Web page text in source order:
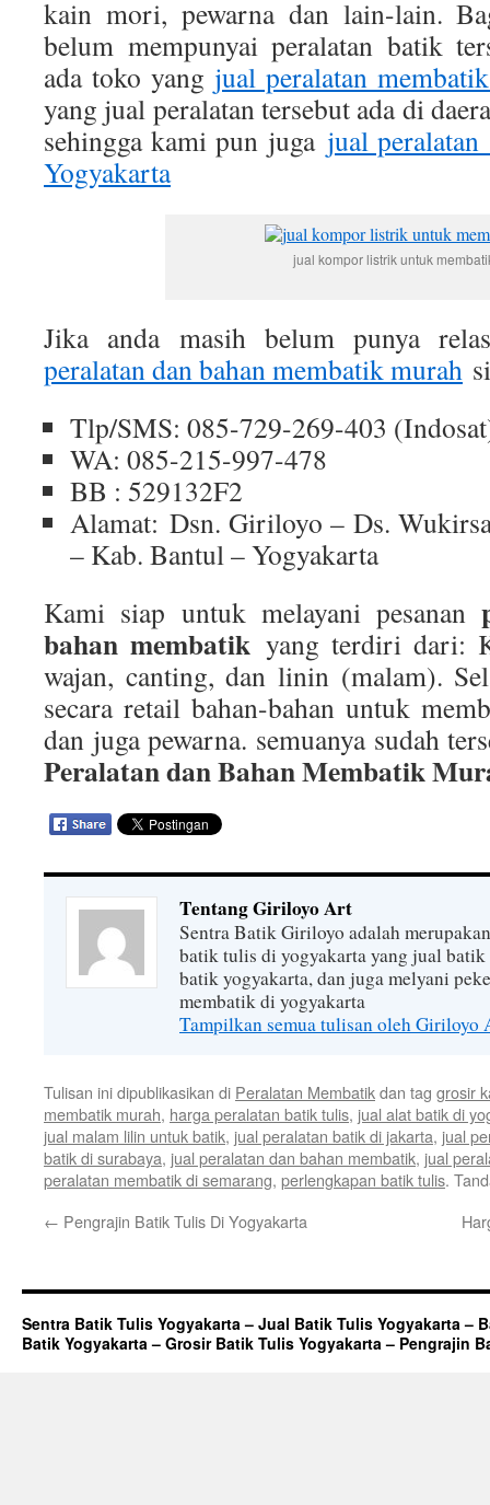
kain mori, pewarna dan lain-lain.
belum mempunyai peralatan batik
ada toko yang jual peralatan
yang jual peralatan tersebut ada di
sehingga kami pun juga jual
Yogyakarta
jual kompor listrik untuk
Jika anda masih belum punya
peralatan dan bahan membatik murah
Tlp/SMS: 085-729-269-403
WA: 085-215-997-478
BB : 529132F2
Alamat: Dsn. Giriloyo – Ds.
– Kab. Bantul – Yogyakarta
Kami siap untuk melayani pesanan
bahan membatik yang terdiri dari:
wajan, canting, dan linin (malam).
secara retail bahan-bahan untuk
dan juga pewarna. semuanya sudah
Peralatan dan Bahan Membatik
Tentang Giriloyo Art
Sentra Batik Giriloyo adalah
batik tulis di yogyakarta yang jual
batik yogyakarta, dan juga melyani
membatik di yogyakarta
Tampilkan semua tulisan oleh Giriloyo
Tulisan ini dipublikasikan di Peralatan Membatikdan tag grosir
membatik murah, harga peralatan batik tulis, jual alat batik di
jual malam lilin untuk batik, jual peralatan batik di jakarta, jual
batik di surabaya, jual peralatan dan bahan membatik, jual
peralatan membatik di semarang, perlengkapan batik tulis.
← Pengrajin Batik Tulis Di Yogyakarta
Sentra Batik Tulis Yogyakarta – Jual Batik Tulis Yogyakarta –
Batik Yogyakarta – Grosir Batik Tulis Yogyakarta – Pengrajin